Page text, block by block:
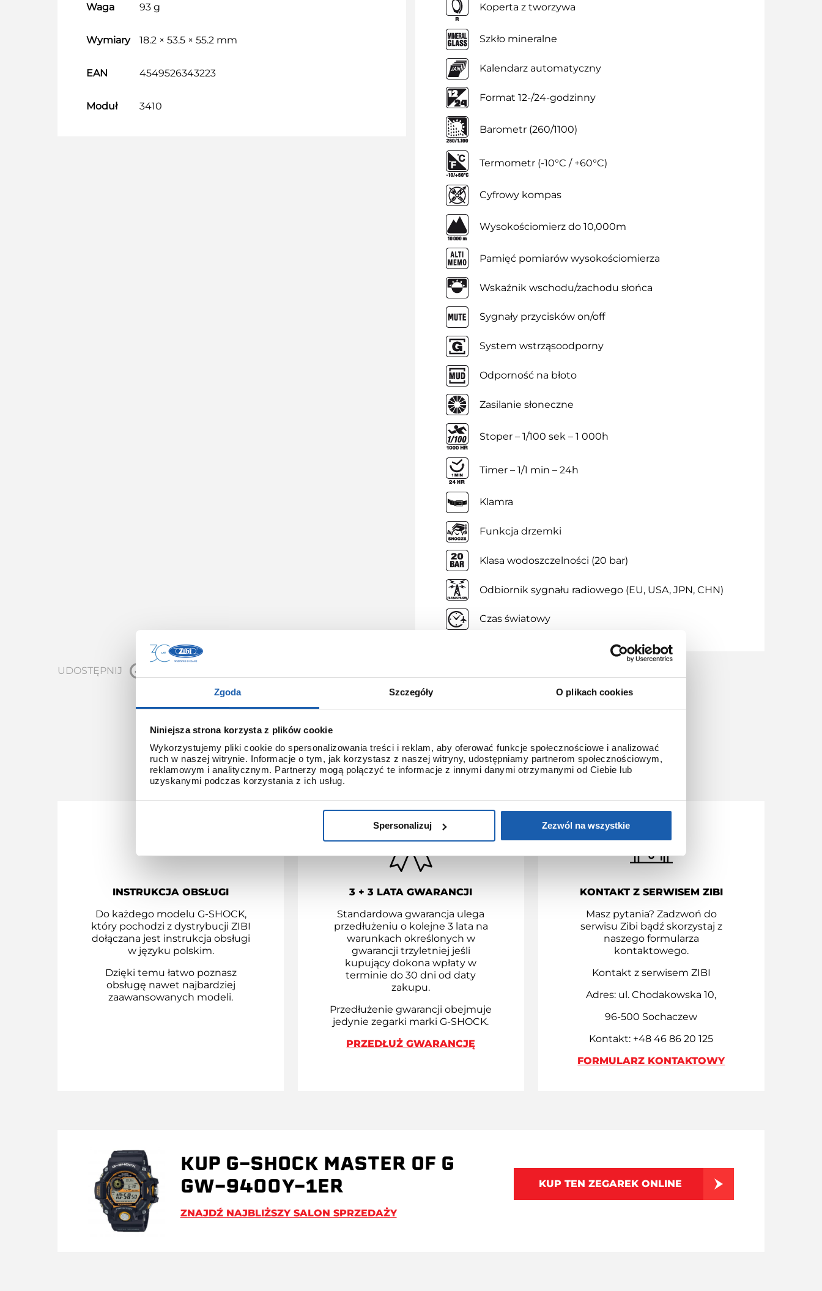
Zgoda Szczegóły O plikach cookies
Niniejsza strona korzysta z plików cookie
Wykorzystujemy pliki cookie do spersonalizowania treści i reklam, aby oferować funkcje społecznościowe i analizować
ruch w naszej witrynie. Informacje o tym, jak korzystasz z naszej witryny, udostępniamy partnerom społecznościowym,
reklamowym i analitycznym. Partnerzy mogą połączyć te informacje z innymi danymi otrzymanymi od Ciebie lub
uzyskanymi podczas korzystania z ich usług.
Spersonalizuj Zezwól na wszystkie
Koperta z tworzywa
Szkło mineralne
Kalendarz automatyczny
Format 12-/24-godzinny
Barometr (260/1100)
Termometr (-10°C / +60°C)
Cyfrowy kompas
Wysokościomierz do 10,000m
Pamięć pomiarów wysokościomierza
Wskaźnik wschodu/zachodu słońca
Sygnały przycisków on/off
System wstrząsoodporny
Odporność na błoto
Zasilanie słoneczne
Stoper – 1/100 sek – 1 000h
Timer – 1/1 min – 24h
Klamra
Funkcja drzemki
Klasa wodoszczelności (20 bar)
Odbiornik sygnału radiowego (EU, USA, JPN, CHN)
Czas światowy
Waga 93 g
Wymiary 18.2 × 53.5 × 55.2 mm
EAN 4549526343223
Moduł 3410
UDOSTĘPNIJ
KORZYŚCI Z ZAKUPÓW
Z DYSTRYBUCJI GRUPY ZIBI S.A.
INSTRUKCJA OBSŁUGI
Do każdego modelu G-SHOCK,
który pochodzi z dystrybucji ZIBI
dołączana jest instrukcja obsługi
w języku polskim.
Dzięki temu łatwo poznasz
obsługę nawet najbardziej
zaawansowanych modeli.
3 + 3 LATA GWARANCJI
Standardowa gwarancja ulega
przedłużeniu o kolejne 3 lata na
warunkach określonych w
gwarancji trzyletniej jeśli
kupujący dokona wpłaty w
terminie do 30 dni od daty
zakupu.
Przedłużenie gwarancji obejmuje
jedynie zegarki marki G-SHOCK.
PRZEDŁUŻ GWARANCJĘ
KONTAKT Z SERWISEM ZIBI
Masz pytania? Zadzwoń do
serwisu Zibi bądź skorzystaj z
naszego formularza
kontaktowego.
Kontakt z serwisem ZIBI
Adres: ul. Chodakowska 10,
96-500 Sochaczew
Kontakt: +48 46 86 20 125
FORMULARZ KONTAKTOWY
KUP G-SHOCK MASTER OF G
GW-9400Y-1ER
ZNAJDŹ NAJBLIŻSZY SALON SPRZEDAŻY
KUP TEN ZEGAREK ONLINE